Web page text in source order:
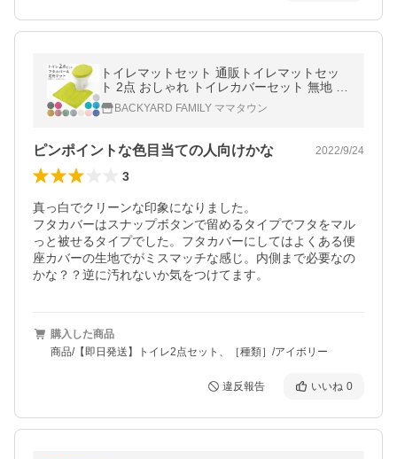
トイレマットセット 通販トイレマットセッ
ト 2点 おしゃれ トイレカバーセット 無地 シ
ンプル 洗える 洗濯可 トイレマット フタカバ
ー トイレマットセット
BACKYARD FAMILY ママタウン
ピンポイントな色目当ての人向けかな 2022/9/24
3
真っ白でクリーンな印象になりました。
フタカバーはスナップボタンで留めるタイプでフタをマル
っと被せるタイプでした。フタカバーにしてはよくある便
座カバーの生地でがミスマッチな感じ。内側まで必要なの
かな？？逆に汚れないか気をつけてます。
購入した商品
商品/【即日発送】トイレ2点セット、［種類］/アイボリー
違反報告 いいね 0